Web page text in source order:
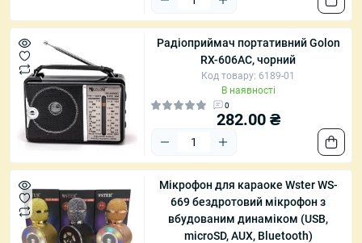
Радіоприймач портативний Golon
RX-606AC, чорний
Код товару: 6189-01
В наявності
0
282.00 ₴
Мікрофон для караоке Wster WS-
669 бездротовий мікрофон з
вбудованим динаміком (USB,
microSD, AUX, Bluetooth)